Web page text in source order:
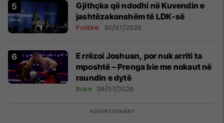
Gjithçka që ndodhi në Kuvendin e
jashtëzakonshëm të LDK-së
Politikë 30/07/2026
E rrëzoi Joshuan, por nuk arriti ta
mposhtë – Prenga bie me nokaut në
raundin e dytë
Boks 26/07/2026